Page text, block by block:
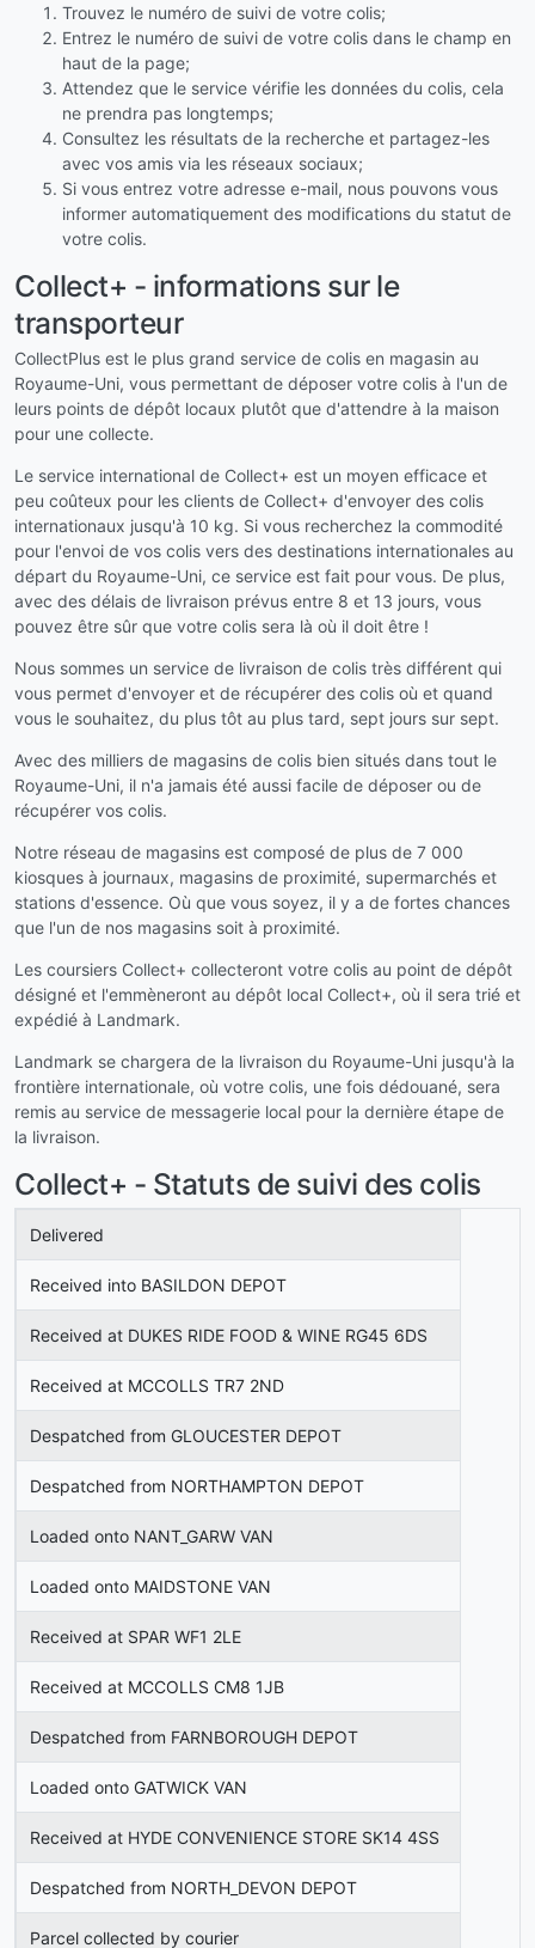
Trouvez le numéro de suivi de votre colis;
Entrez le numéro de suivi de votre colis dans le champ en
haut de la page;
Attendez que le service vérifie les données du colis, cela
ne prendra pas longtemps;
Consultez les résultats de la recherche et partagez-les
avec vos amis via les réseaux sociaux;
Si vous entrez votre adresse e-mail, nous pouvons vous
informer automatiquement des modifications du statut de
votre colis.
Collect+ - informations sur le
transporteur
CollectPlus est le plus grand service de colis en magasin au
Royaume-Uni, vous permettant de déposer votre colis à l'un de
leurs points de dépôt locaux plutôt que d'attendre à la maison
pour une collecte.
Le service international de Collect+ est un moyen efficace et
peu coûteux pour les clients de Collect+ d'envoyer des colis
internationaux jusqu'à 10 kg. Si vous recherchez la commodité
pour l'envoi de vos colis vers des destinations internationales au
départ du Royaume-Uni, ce service est fait pour vous. De plus,
avec des délais de livraison prévus entre 8 et 13 jours, vous
pouvez être sûr que votre colis sera là où il doit être !
Nous sommes un service de livraison de colis très différent qui
vous permet d'envoyer et de récupérer des colis où et quand
vous le souhaitez, du plus tôt au plus tard, sept jours sur sept.
Avec des milliers de magasins de colis bien situés dans tout le
Royaume-Uni, il n'a jamais été aussi facile de déposer ou de
récupérer vos colis.
Notre réseau de magasins est composé de plus de 7 000
kiosques à journaux, magasins de proximité, supermarchés et
stations d'essence. Où que vous soyez, il y a de fortes chances
que l'un de nos magasins soit à proximité.
Les coursiers Collect+ collecteront votre colis au point de dépôt
désigné et l'emmèneront au dépôt local Collect+, où il sera trié et
expédié à Landmark.
Landmark se chargera de la livraison du Royaume-Uni jusqu'à la
frontière internationale, où votre colis, une fois dédouané, sera
remis au service de messagerie local pour la dernière étape de
la livraison.
Collect+ - Statuts de suivi des colis
Delivered
Received into BASILDON DEPOT
Received at DUKES RIDE FOOD & WINE RG45 6DS
Received at MCCOLLS TR7 2ND
Despatched from GLOUCESTER DEPOT
Despatched from NORTHAMPTON DEPOT
Loaded onto NANT_GARW VAN
Loaded onto MAIDSTONE VAN
Received at SPAR WF1 2LE
Received at MCCOLLS CM8 1JB
Despatched from FARNBOROUGH DEPOT
Loaded onto GATWICK VAN
Received at HYDE CONVENIENCE STORE SK14 4SS
Despatched from NORTH_DEVON DEPOT
Parcel collected by courier